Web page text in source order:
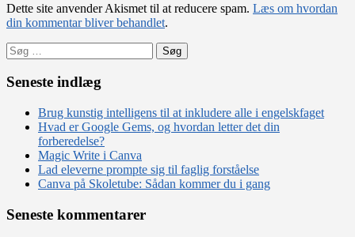
Dette site anvender Akismet til at reducere spam. Læs om hvordan
din kommentar bliver behandlet.
Søg
efter:
Seneste indlæg
Brug kunstig intelligens til at inkludere alle i engelskfaget
Hvad er Google Gems, og hvordan letter det din
forberedelse?
Magic Write i Canva
Lad eleverne prompte sig til faglig forståelse
Canva på Skoletube: Sådan kommer du i gang
Seneste kommentarer